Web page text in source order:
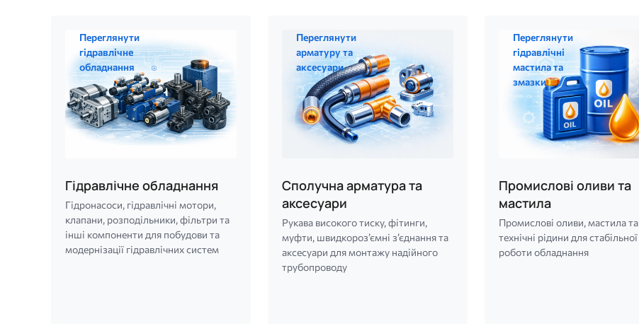
Гідравлічне обладнання
Гідронасоси, гідравлічні мотори,
клапани, розподільники, фільтри та
інші компоненти для побудови та
модернізації гідравлічних систем
Переглянути
гідравлічне
обладнання
Сполучна арматура та
аксесуари
Рукава високого тиску, фітинги,
муфти, швидкороз’ємні з’єднання та
аксесуари для монтажу надійного
трубопроводу
Переглянути
арматуру та
аксесуари
Промислові оливи та
мастила
Промислові оливи, мастила та
технічні рідини для стабільної
роботи обладнання
Переглянути
гідравлічні
мастила та
змазки